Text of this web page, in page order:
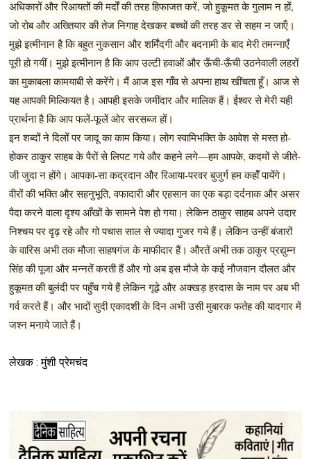
अधिकारों और रिआयतों की मर्दों की तरह हिफाजत करें, जो हुकूमत के गुलाम न हों,
जो रोब और अख्तियार की तेज निगाह देखकर बच्चों की तरह डर से सहम न जाऍं।
मुझे इत्मीनान है कि बहुत नुकसान और शर्मिंदगी और बदनामी के बाद मेरी तमन्नाएँ
पूरी हो गयीं। मुझे इत्मीनान है कि आप उल्टी हवाओं और ऊँची-ऊँची उठनेवाली लहरों
का मुकाबला कामयाबी से करेंगे। मैं आज इस गॉँव से अपना हाथ खींचता हूँ। आज से
यह आपकी मिल्कियत है। आपही इसके जमींदार और मालिक हैं। ईश्वर से मेरी यही
प्रार्थना है कि आप फलें-फूलें ओर सरसब्ज हों।
इन शब्दों ने दिलों पर जादू का काम किया। लोग स्वामिभक्ति के आवेश से मस्त हो-
होकर ठाकुर साहब के पैरों से लिपट गये और कहने लगे—हम आपके, कदमों से जीते-
जी जुदा न होंगे। आपका-सा कद्रदान और रिआया-परवर बुजुर्ग हम कहॉँ पायेंगे।
वीरों की भक्ति और सहनुभूति, वफादारी और एहसान का एक बड़ा दर्दनाक और असर
पैदा करने वाला दृश्य आँखों के सामने पेश हो गया। लेकिन ठाकुर साहब अपने उदार
निश्चय पर दृढ़ रहे और गो पचास साल से ज्यादा गुजर गये हैं। लेकिन उन्हीं बंजारों
के वारिस अभी तक मौजा साहषगंज के माफीदार हैं। औरतें अभी तक ठाकुर प्रद्युम्न
सिंह की पूजा और मन्नतें करती हैं और गो अब इस मौजे के कई नौजवान दौलत और
हुकूमत की बुलंदी पर पहुँच गये हैं लेकिन गूढ़े और अक्खड़ हरदास के नाम पर अब भी
गर्व करते हैं। और भादों सुदी एकादशी के दिन अभी उसी मुबारक फतेह की यादगार में
जश्न मनाये जाते हैं।
लेखक : मुंशी प्रेमचंद